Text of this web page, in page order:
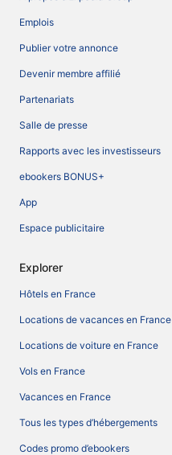
Emplois
Publier votre annonce
Devenir membre affilié
Partenariats
Salle de presse
Rapports avec les investisseurs
ebookers BONUS+
App
Espace publicitaire
Explorer
Hôtels en France
Locations de vacances en France
Locations de voiture en France
Vols en France
Vacances en France
Tous les types d’hébergements
Codes promo d’ebookers